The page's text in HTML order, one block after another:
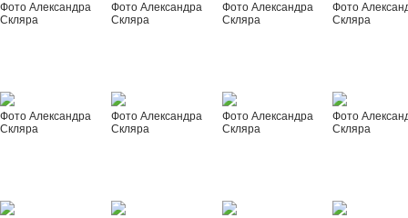
Фото Александра
Скляра
Фото Александра
Скляра
Фото Александра
Скляра
Фото
Скляра
Фото Александра
Скляра
Фото Александра
Скляра
Фото Александра
Скляра
Фото
Скляра